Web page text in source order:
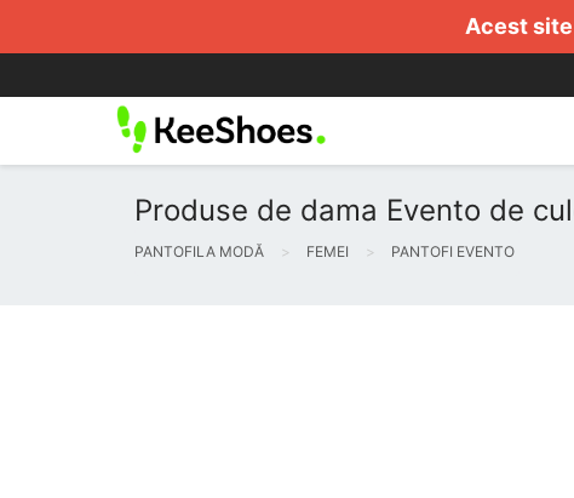
Acest
Produse de dama Evento de
PANTOFILA MODĂ FEMEI PANTOFI EVENTO